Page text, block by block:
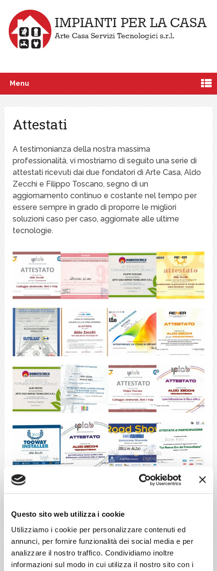
Questo sito web utilizza i cookie
Utilizziamo i cookie per personalizzare contenuti ed
annunci, per fornire funzionalità dei social media e per
analizzare il nostro traffico. Condividiamo inoltre
informazioni sul modo in cui utilizza il nostro sito con i
Menu
Attestati
A testimonianza della nostra massima
professionalità, vi mostriamo di seguito una serie di
attestati ricevuti dai due fondatori di Arte Casa, Aldo
Zecchi e Filippo Toscano, segno di un
aggiornamento continuo e costante nel tempo per
essere sempre in grado di proporre le migliori
soluzioni caso per caso, aggiornate alle ultime
tecnologie.